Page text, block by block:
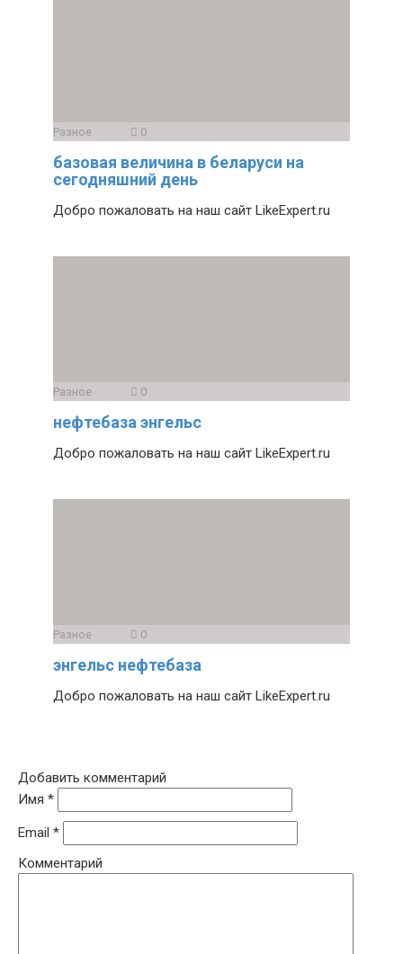
Разное 0
базовая величина в беларуси на
сегодняшний день
Добро пожаловать на наш сайт LikeExpert.ru
Разное 0
нефтебаза энгельс
Добро пожаловать на наш сайт LikeExpert.ru
Разное 0
энгельс нефтебаза
Добро пожаловать на наш сайт LikeExpert.ru
Добавить комментарий
Имя *
Email *
Комментарий